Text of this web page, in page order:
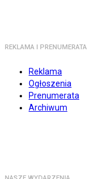
REKLAMA I PRENUMERATA
Reklama
Ogłoszenia
Prenumerata
Archiwum